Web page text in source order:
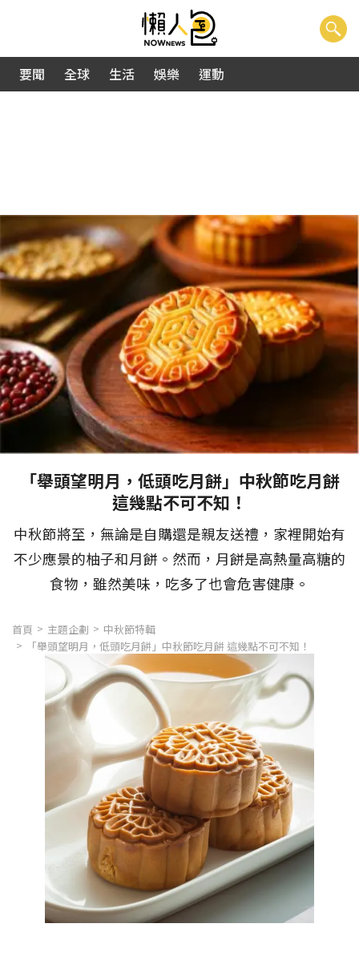
要聞 全球 生活 娛樂 運動
「舉頭望明月，低頭吃月餅」中秋節吃月餅
這幾點不可不知！
中秋節將至，無論是自購還是親友送禮，家裡開始有
不少應景的柚子和月餅。然而，月餅是高熱量高糖的
食物，雖然美味，吃多了也會危害健康。
首頁 主題企劃
中秋節特輯
「舉頭望明月，低頭吃月餅」中秋節吃月餅 這幾點不可不知！